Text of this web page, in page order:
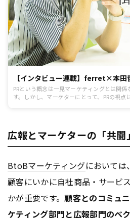
【インタビュー連載】ferret×本田
PRという概念は一見マーケティングとは関
す。しかし、マーケターにとって、PRの視
広報とマーケターの「共闘
BtoBマーケティングにおいて
顧客にいかに自社商品・サービ
かが重要です。顧客とのコミュ
ケティング部門と広報部門のベ